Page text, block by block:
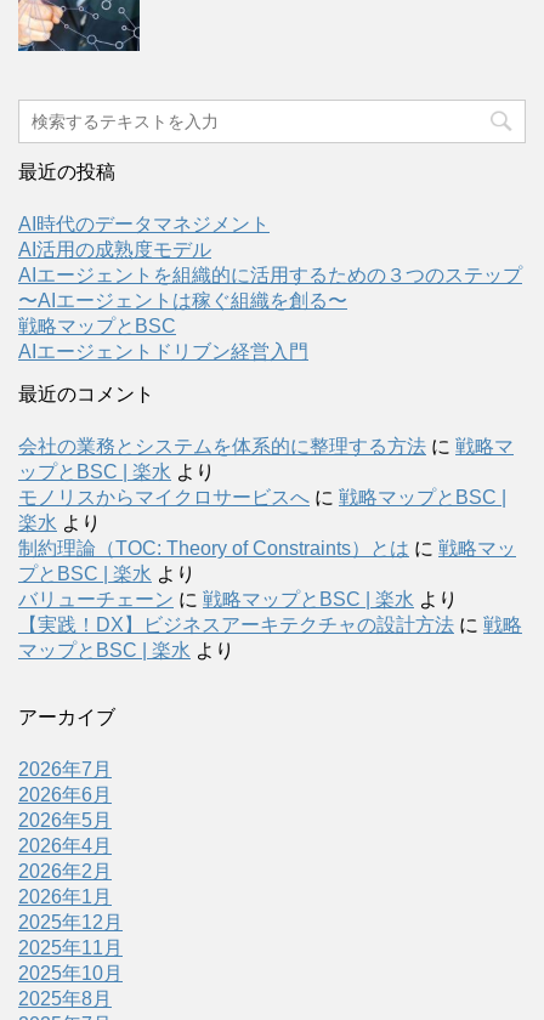
最近の投稿
AI時代のデータマネジメント
AI活用の成熟度モデル
AIエージェントを組織的に活用するための３つのステップ
〜AIエージェントは稼ぐ組織を創る〜
戦略マップとBSC
AIエージェントドリブン経営入門
最近のコメント
会社の業務とシステムを体系的に整理する方法 に 戦略マ
ップとBSC | 楽水 より
モノリスからマイクロサービスへ に 戦略マップとBSC |
楽水 より
制約理論（TOC: Theory of Constraints）とは に 戦略マッ
プとBSC | 楽水 より
バリューチェーン に 戦略マップとBSC | 楽水 より
【実践！DX】ビジネスアーキテクチャの設計方法 に 戦略
マップとBSC | 楽水 より
アーカイブ
2026年7月
2026年6月
2026年5月
2026年4月
2026年2月
2026年1月
2025年12月
2025年11月
2025年10月
2025年8月